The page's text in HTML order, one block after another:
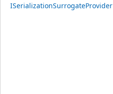
ISerializationSurrogateProvider